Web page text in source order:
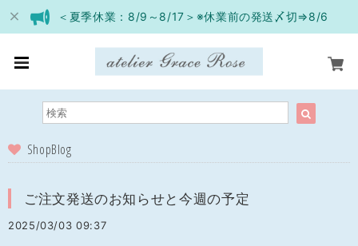
＜夏季休業：8/9～8/17＞※休業前の発送〆切⇒8/6
ShopBlog
ご注文発送のお知らせと今週の予定
2025/03/03 09:37